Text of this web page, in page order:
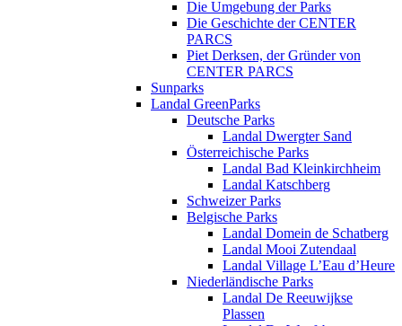
Die Umgebung der Parks
Die Geschichte der CENTER
PARCS
Piet Derksen, der Gründer von
CENTER PARCS
Sunparks
Landal GreenParks
Deutsche Parks
Landal Dwergter Sand
Österreichische Parks
Landal Bad Kleinkirchheim
Landal Katschberg
Schweizer Parks
Belgische Parks
Landal Domein de Schatberg
Landal Mooi Zutendaal
Landal Village L’Eau d’Heure
Niederländische Parks
Landal De Reeuwijkse
Plassen